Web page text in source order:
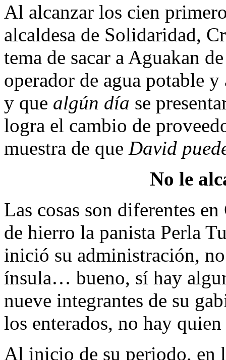
Al alcanzar los cien
alcaldesa de Solidaridad,
tema de sacar a Aguakan
operador de agua potable
y que algún día se
logra el cambio de
muestra de que David
No le
Las cosas son diferentes
de hierro la panista Perla
inició su administración,
ínsula… bueno, sí hay
nueve integrantes de su
los enterados, no hay
Al inicio de su periodo, en